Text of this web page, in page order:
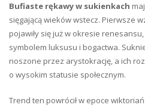
Bufiaste rękawy w sukienkach
sięgającą wieków wstecz. Pierwsze
pojawiły się już w okresie
symbolem luksusu i bogactwa.
noszone przez arystokrację, a ich
o wysokim statusie społecznym.
Trend ten powrócił w epoce